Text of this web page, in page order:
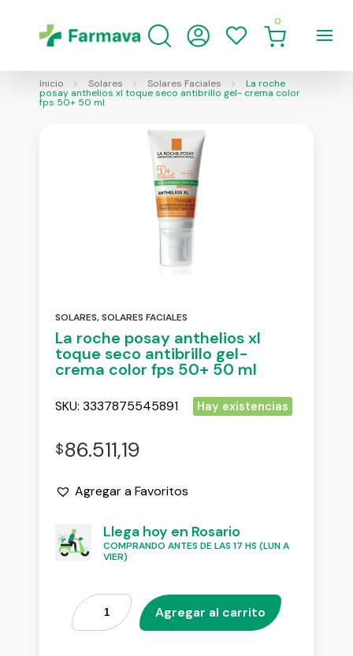
0
Inicio Solares Solares Faciales La roche
posay anthelios xl toque seco antibrillo gel- crema color
fps 50+ 50 ml
SOLARES,SOLARES FACIALES
La roche posay anthelios xl
toque seco antibrillo gel-
crema color fps 50+ 50 ml
SKU: 3337875545891 Hay existencias
$86.511,19
Agregar a Favoritos
Llega hoy en Rosario
COMPRANDO ANTES DE LAS 17 HS (LUN A
VIER)
Agregar al carrito